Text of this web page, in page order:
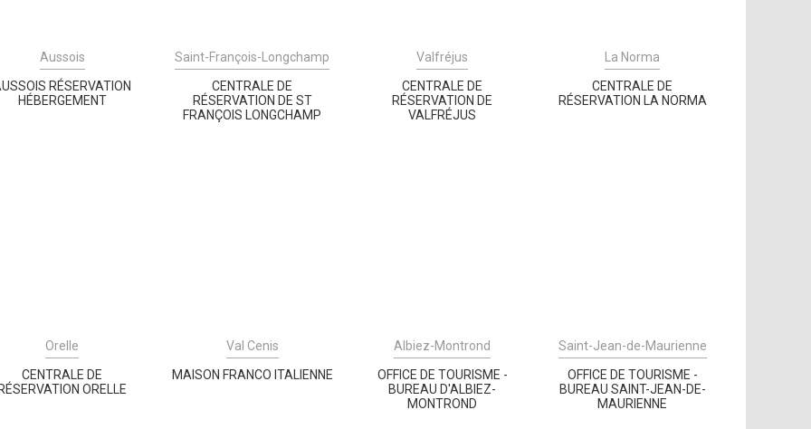
Aussois
RÉSERVATION
HÉBERGEMENT
Saint-François-Longchamp
CENTRALE DE
RÉSERVATION DE ST
FRANÇOIS LONGCHAMP
Valfréjus
CENTRALE DE
RÉSERVATION DE
VALFRÉJUS
La Norma
CENTRALE DE
RÉSERVATION LA NORMA
Orelle
CENTRALE DE
ORELLE
Val Cenis
MAISON FRANCO ITALIENNE
Albiez-Montrond
OFFICE DE TOURISME -
BUREAU D'ALBIEZ-
MONTROND
Saint-Jean-de-Maurienne
OFFICE DE TOURISME -
BUREAU SAINT-JEAN-DE-
MAURIENNE